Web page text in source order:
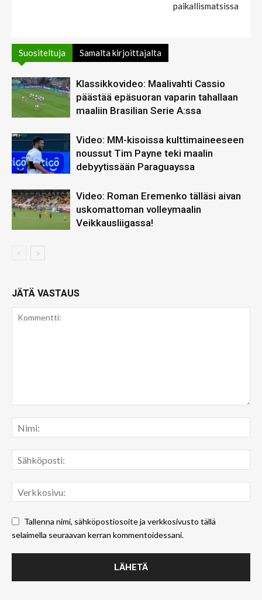
paikallismatsissa
Suositeltuja Samalta kirjoittajalta
Klassikkovideo: Maalivahti Cassio
päästää epäsuoran vaparin tahallaan
maaliin Brasilian Serie A:ssa
Video: MM-kisoissa kulttimaineeseen
noussut Tim Payne teki maalin
debyytissään Paraguayssa
Video: Roman Eremenko tälläsi aivan
uskomattoman volleymaalin
Veikkausliigassa!
JÄTÄ VASTAUS
Tallenna nimi, sähköpostiosoite ja verkkosivusto tällä
selaimella seuraavan kerran kommentoidessani.